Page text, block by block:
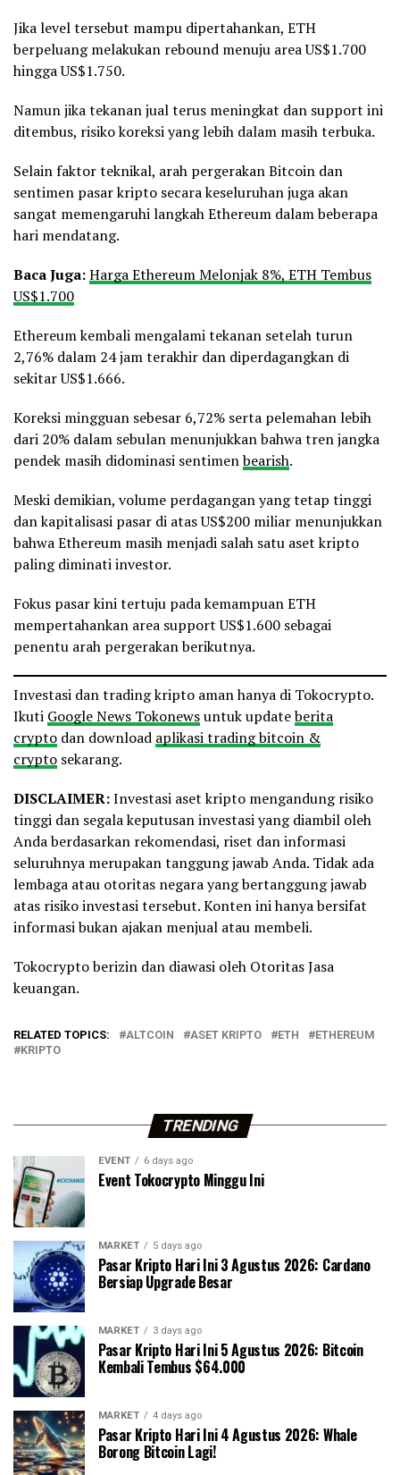
Jika level tersebut mampu dipertahankan, ETH
berpeluang melakukan rebound menuju area US$1.700
hingga US$1.750.
Namun jika tekanan jual terus meningkat dan support ini
ditembus, risiko koreksi yang lebih dalam masih terbuka.
Selain faktor teknikal, arah pergerakan Bitcoin dan
sentimen pasar kripto secara keseluruhan juga akan
sangat memengaruhi langkah Ethereum dalam beberapa
hari mendatang.
Baca Juga:Harga Ethereum Melonjak 8%, ETH Tembus
US$1.700
Ethereum kembali mengalami tekanan setelah turun
2,76% dalam 24 jam terakhir dan diperdagangkan di
sekitar US$1.666.
Koreksi mingguan sebesar 6,72% serta pelemahan lebih
dari 20% dalam sebulan menunjukkan bahwa tren jangka
pendek masih didominasi sentimenbearish.
Meski demikian, volume perdagangan yang tetap tinggi
dan kapitalisasi pasar di atas US$200 miliar menunjukkan
bahwa Ethereum masih menjadi salah satu aset kripto
paling diminati investor.
Fokus pasar kini tertuju pada kemampuan ETH
mempertahankan area support US$1.600 sebagai
penentu arah pergerakan berikutnya.
Investasi dan trading kripto aman hanya di Tokocrypto.
Ikuti Google News Tokonewsuntuk updateberita
crypto dan download aplikasi trading bitcoin &
crypto sekarang.
DISCLAIMER:Investasi aset kripto mengandung risiko
tinggi dan segala keputusan investasi yang diambil oleh
Anda berdasarkan rekomendasi, riset dan informasi
seluruhnya merupakan tanggung jawab Anda. Tidak ada
lembaga atau otoritas negara yang bertanggung jawab
atas risiko investasi tersebut. Konten ini hanya bersifat
informasi bukan ajakan menjual atau membeli.
Tokocrypto berizin dan diawasi oleh Otoritas Jasa
keuangan.
RELATED TOPICS: ALTCOIN ASET KRIPTO ETH
ETHEREUM
KRIPTO
TRENDING
EVENT 6 days ago
Event Tokocrypto Minggu Ini
MARKET 5 days ago
Pasar Kripto Hari Ini 3 Agustus 2026: Cardano
Bersiap Upgrade Besar
MARKET 3 days ago
Pasar Kripto Hari Ini 5 Agustus 2026: Bitcoin
Kembali Tembus $64.000
MARKET 4 days ago
Pasar Kripto Hari Ini 4 Agustus 2026: Whale
Borong Bitcoin Lagi!